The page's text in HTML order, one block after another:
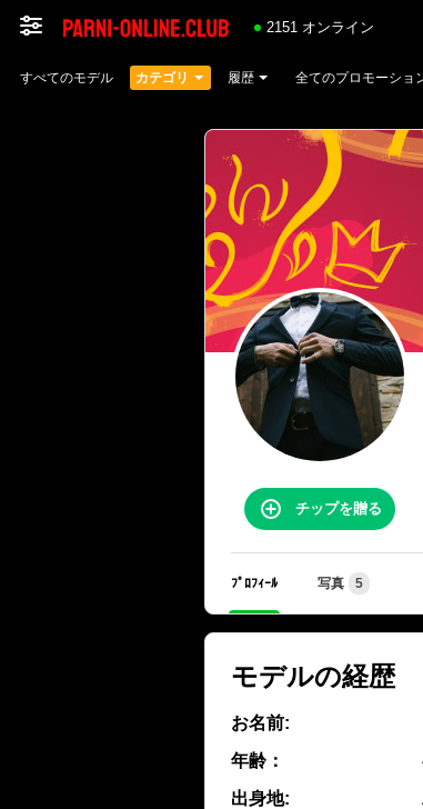
2151 オンライン
すべてのモデル カテゴリ 履歴 全てのプロモーショ
チップを贈る
ﾌﾟﾛﾌｨｰﾙ 写真 5
モデルの経歴
お名前:
年齢：
出身地: